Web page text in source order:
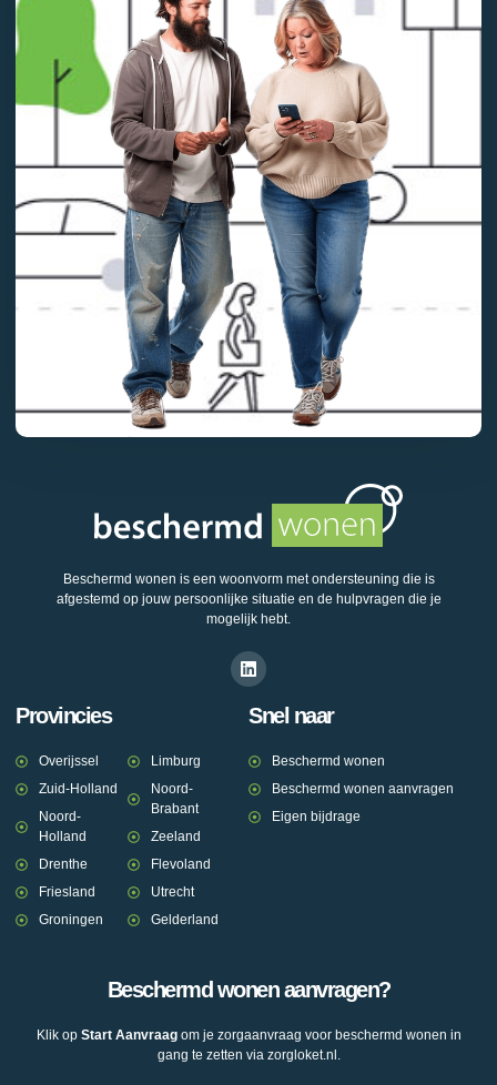
Beschermd wonen is een woonvorm met ondersteuning die is
afgestemd op jouw persoonlijke situatie en de hulpvragen die je
mogelijk hebt.
Provincies
Overijssel
Zuid-Holland
Noord-
Holland
Drenthe
Friesland
Groningen
Limburg
Noord-
Brabant
Zeeland
Flevoland
Utrecht
Gelderland
Snel naar
Beschermd wonen
Beschermd wonen aanvragen
Eigen bijdrage
Beschermd wonen aanvragen?
Klik op Start Aanvraagom je zorgaanvraag voor beschermd wonen in
gang te zetten via zorgloket.nl.